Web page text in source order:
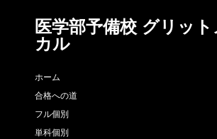
医学部予備校 グリット
カル
ホーム
合格への道
フル個別
単科個別